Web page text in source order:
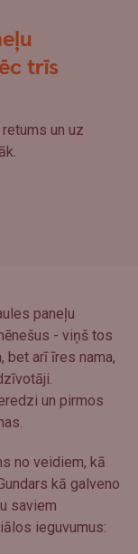
trīs
un uz
paneļu
- viņš tos
bet arī īres nama,
un pirmos
no veidiem, kā
kā galveno
saviem
ieguvumus: